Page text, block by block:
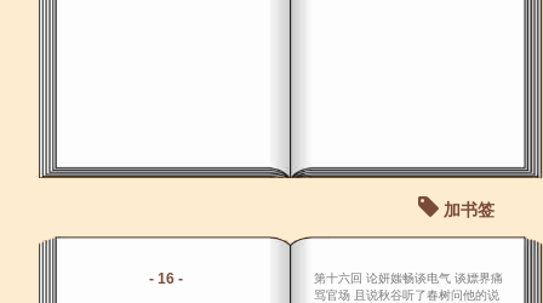
加书签
- 16 -
第十六回 论妍媸畅谈电气 谈嫖界痛
骂官场 且说秋谷听了春树问他的说